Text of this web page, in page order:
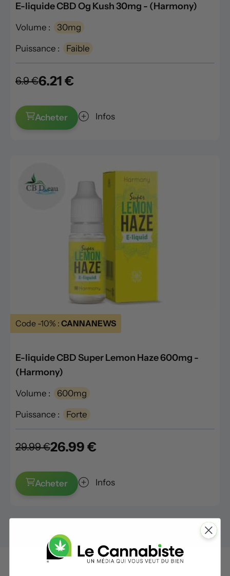
E-liquide CBD Og Kush 30mg - (Harmony)
Volume : 30mg
Puissance : Faible
6.9 €6.21 €
Acheter Infos
Code -10% : CANNANEWS
E-liquide CBD Super Lemon Haze 600mg -
(Harmony)
Volume : 600mg
Puissance : Forte
29.99 €26.99 €
Acheter Infos